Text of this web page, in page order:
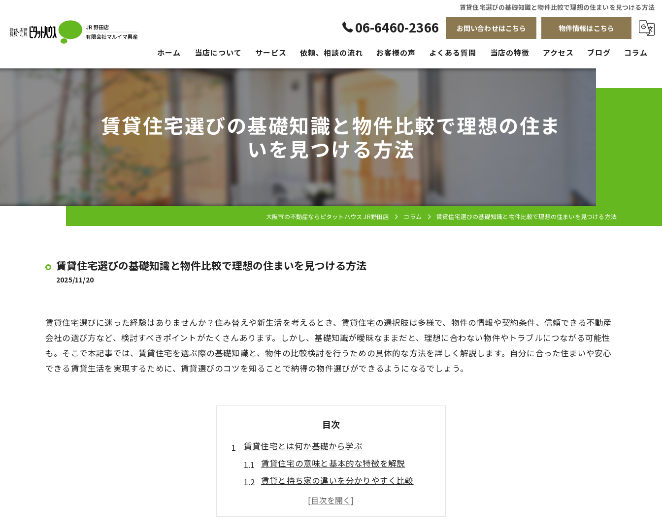
賃貸住宅選びの基礎知識と物件比較で理想の住まいを見つける方法
06-6460-2366 お問い合わせはこちら 物件情報はこちら
ホーム 当店について サービス 依頼、相談の流れ お客様の声 よくある質問 当店の特徴
管理
アクセス ブログ コラム
賃貸住宅選びの基礎知識と物件比較で理想の住ま
いを見つける方法
大阪市の不動産ならピタットハウス JR野田店 コラム 賃貸住宅選びの基礎知識と物件比較で理想の住まいを見つける方法
賃貸住宅選びの基礎知識と物件比較で理想の住まいを見つける方法
2025/11/20
賃貸住宅選びに迷った経験はありませんか？住み替えや新生活を考えるとき、賃貸住宅の選択肢は多様で、物件の情報や契約条件、信頼できる不動産
会社の選び方など、検討すべきポイントがたくさんあります。しかし、基礎知識が曖昧なままだと、理想に合わない物件やトラブルにつながる可能性
も。そこで本記事では、賃貸住宅を選ぶ際の基礎知識と、物件の比較検討を行うための具体的な方法を詳しく解説します。自分に合った住まいや安心
できる賃貸生活を実現するために、賃貸選びのコツを知ることで納得の物件選びができるようになるでしょう。
目次
賃貸住宅とは何か基礎から学ぶ
賃貸住宅の意味と基本的な特徴を解説
賃貸と持ち家の違いを分かりやすく比較
賃貸住宅の仕組みと賃貸契約の流れ
賃貸住宅が選ばれる生活スタイルとは